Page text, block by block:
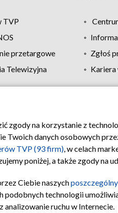
TVP
przetargowe Zgłoś
Telewizyjna Kariera
Polityka prywatności
zgody na korzystanie z
danych osobowych
TVP (93 firm), w celach
poniżej, a także zgody na
Ciebie naszych
technologii
analizowanie ruchu w Internecie.